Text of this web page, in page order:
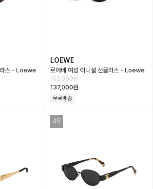
라스 - Loewe
…
LOEWE
로에베 여성 이니셜 선글라스 - Loewe
Womens Initial Sunglasses …
163,000원
137,000원
무료배송
48